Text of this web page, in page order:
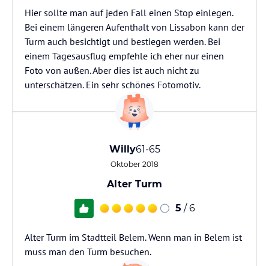
Hier sollte man auf jeden Fall einen Stop einlegen.
Bei einem längeren Aufenthalt von Lissabon kann der
Turm auch besichtigt und bestiegen werden. Bei
einem Tagesausflug empfehle ich eher nur einen
Foto von außen. Aber dies ist auch nicht zu
unterschätzen. Ein sehr schönes Fotomotiv.
Willy61-65
Oktober 2018
Alter Turm
5 / 6
Alter Turm im Stadtteil Belem. Wenn man in Belem ist
muss man den Turm besuchen.